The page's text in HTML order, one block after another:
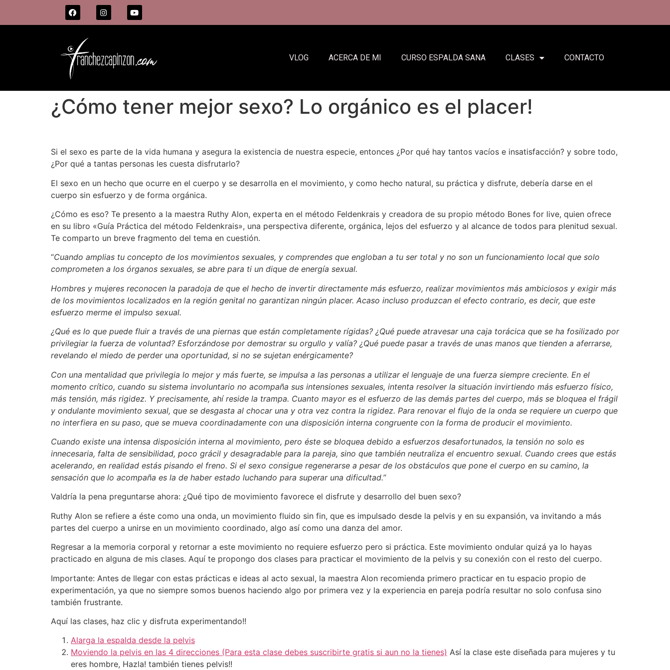
VLOG ACERCA DE MI CURSO ESPALDA SANA CLASES CONTACTO
¿Cómo tener mejor sexo? Lo orgánico es el placer!
Si el sexo es parte de la vida humana y asegura la existencia de nuestra especie, entonces ¿Por qué hay tantos vacíos e insatisfacción? y sobre todo,
¿Por qué a tantas personas les cuesta disfrutarlo?
El sexo en un hecho que ocurre en el cuerpo y se desarrolla en el movimiento, y como hecho natural, su práctica y disfrute, debería darse en el
cuerpo sin esfuerzo y de forma orgánica.
¿Cómo es eso? Te presento a la maestra Ruthy Alon, experta en el método Feldenkrais y creadora de su propio método Bones for live, quien ofrece
en su libro «Guía Práctica del método Feldenkrais», una perspectiva diferente, orgánica, lejos del esfuerzo y al alcance de todos para plenitud sexual.
Te comparto un breve fragmento del tema en cuestión.
“Cuando amplias tu concepto de los movimientos sexuales, y comprendes que engloban a tu ser total y no son un funcionamiento local que solo
comprometen a los órganos sexuales, se abre para ti un dique de energía sexual.
Hombres y mujeres reconocen la paradoja de que el hecho de invertir directamente más esfuerzo, realizar movimientos más ambiciosos y exigir más
de los movimientos localizados en la región genital no garantizan ningún placer. Acaso incluso produzcan el efecto contrario, es decir, que este
esfuerzo merme el impulso sexual.
¿Qué es lo que puede fluir a través de una piernas que están completamente rígidas? ¿Qué puede atravesar una caja torácica que se ha fosilizado por
privilegiar la fuerza de voluntad? Esforzándose por demostrar su orgullo y valía? ¿Qué puede pasar a través de unas manos que tienden a aferrarse,
revelando el miedo de perder una oportunidad, si no se sujetan enérgicamente?
Con una mentalidad que privilegia lo mejor y más fuerte, se impulsa a las personas a utilizar el lenguaje de una fuerza siempre creciente. En el
momento crítico, cuando su sistema involuntario no acompaña sus intensiones sexuales, intenta resolver la situación invirtiendo más esfuerzo físico,
más tensión, más rigidez. Y precisamente, ahí reside la trampa. Cuanto mayor es el esfuerzo de las demás partes del cuerpo, más se bloquea el frágil
y ondulante movimiento sexual, que se desgasta al chocar una y otra vez contra la rigidez. Para renovar el flujo de la onda se requiere un cuerpo que
no interfiera en su paso, que se mueva coordinadamente con una disposición interna congruente con la forma de producir el movimiento.
Cuando existe una intensa disposición interna al movimiento, pero éste se bloquea debido a esfuerzos desafortunados, la tensión no solo es
innecesaria, falta de sensibilidad, poco grácil y desagradable para la pareja, sino que también neutraliza el encuentro sexual. Cuando crees que estás
acelerando, en realidad estás pisando el freno. Si el sexo consigue regenerarse a pesar de los obstáculos que pone el cuerpo en su camino, la
sensación que lo acompaña es la de haber estado luchando para superar una dificultad.”
Valdría la pena preguntarse ahora: ¿Qué tipo de movimiento favorece el disfrute y desarrollo del buen sexo?
Ruthy Alon se refiere a éste como una onda, un movimiento fluido sin fin, que es impulsado desde la pelvis y en su expansión, va invitando a más
partes del cuerpo a unirse en un movimiento coordinado, algo así como una danza del amor.
Regresar a la memoria corporal y retornar a este movimiento no requiere esfuerzo pero si práctica. Este movimiento ondular quizá ya lo hayas
practicado en alguna de mis clases. Aquí te propongo dos clases para practicar el movimiento de la pelvis y su conexión con el resto del cuerpo.
Importante: Antes de llegar con estas prácticas e ideas al acto sexual, la maestra Alon recomienda primero practicar en tu espacio propio de
experimentación, ya que no siempre somos buenos haciendo algo por primera vez y la experiencia en pareja podría resultar no solo confusa sino
también frustrante.
Aquí las clases, haz clic y disfruta experimentando!!
Alarga la espalda desde la pelvis
Moviendo la pelvis en las 4 direcciones (Para esta clase debes suscribirte gratis si aun no la tienes) Así la clase este diseñada para mujeres y tu
eres hombre, Hazla! también tienes pelvis!!